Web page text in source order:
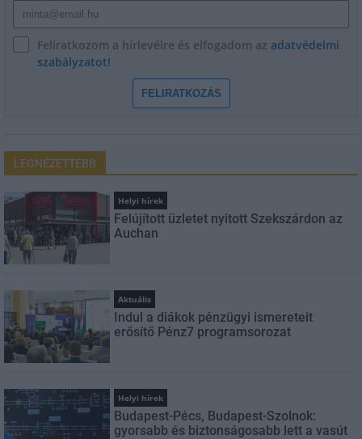
Feliratkozom a hírlevélre és elfogadom az adatvédelmi
szabályzatot!
FELIRATKOZÁS
LEGNÉZETTEBB
Helyi hírek
Felújított üzletet nyitott Szekszárdon az
Auchan
Aktuális
Indul a diákok pénzügyi ismereteit
erősítő Pénz7 programsorozat
Helyi hírek
Budapest-Pécs, Budapest-Szolnok:
gyorsabb és biztonságosabb lett a vasút